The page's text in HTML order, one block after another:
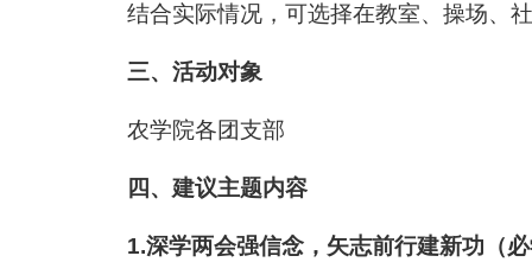
结合实际情况，可选择在教室、操场、
三、活动对象
农学院各团支部
四、建议主题内容
1.深学两会强信念，矢志前行建新功 （